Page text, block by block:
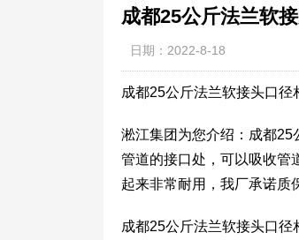
成都25公斤法兰软
日期：2022-8-18
成都25公斤法兰软接头口径
淞江集团为您介绍：成都25
管道的接口处，可以吸收管
起来非常耐用，我厂承诺质
成都25公斤法兰软接头口径